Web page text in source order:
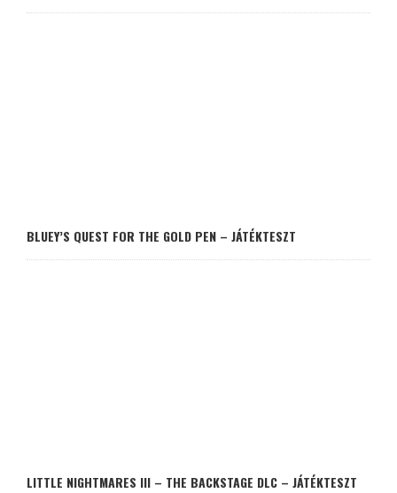
BLUEY’S QUEST FOR THE GOLD PEN – JÁTÉKTESZT
LITTLE NIGHTMARES III – THE BACKSTAGE DLC – JÁTÉKTESZT